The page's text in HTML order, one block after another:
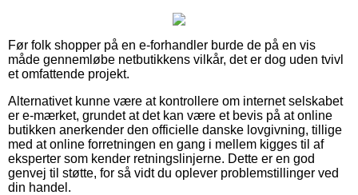
Før folk shopper på en e-forhandler burde de på en vis
måde gennemløbe netbutikkens vilkår, det er dog uden tvivl
et omfattende projekt.
Alternativet kunne være at kontrollere om internet selskabet
er e-mærket, grundet at det kan være et bevis på at online
butikken anerkender den officielle danske lovgivning, tillige
med at online forretningen en gang i mellem kigges til af
eksperter som kender retningslinjerne. Dette er en god
genvej til støtte, for så vidt du oplever problemstillinger ved
din handel.